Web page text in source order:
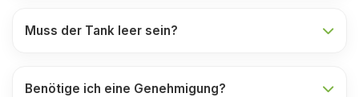
Muss der Tank leer sein?
Benötige ich eine Genehmigung?